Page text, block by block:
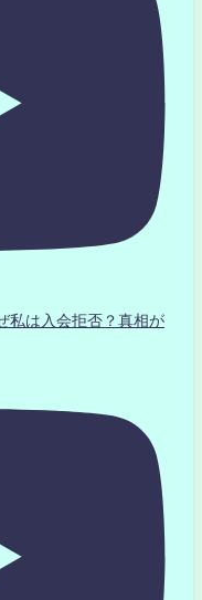
は入会拒否？真相が